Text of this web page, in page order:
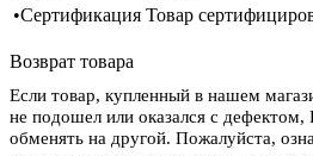
•Сертификация Товар
Возврат товара
Если товар, купленный в нашем
не подошел или оказался с дефектом,
обменять на другой. Пожалуйста,